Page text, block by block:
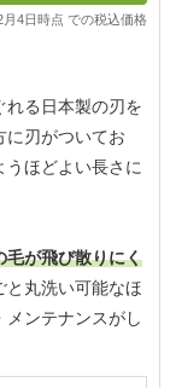
4日時点 での税込価格
れる日本製の刃を
に刃がついてお
うほどよい長さに
毛が飛び散りにく
と丸洗い可能なほ
ンテナンスがし